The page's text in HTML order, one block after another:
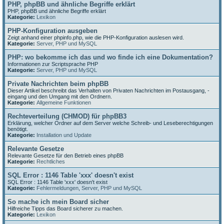
PHP, phpBB und ähnliche Begriffe erklärt
PHP, phpBB und ähnliche Begriffe erklärt
Kategorie: Lexikon
PHP-Konfiguration ausgeben
Zeigt anhand einer phpinfo.php, wie die PHP-Konfiguration auslesen wird.
Kategorie: Server, PHP und MySQL
PHP: wo bekomme ich das und wo finde ich eine Dokumentation?
Informationen zur Scriptsprache PHP
Kategorie: Server, PHP und MySQL
Private Nachrichten beim phpBB
Dieser Artikel beschreibt das Verhalten von Privaten Nachrichten im Postausgang, -
eingang und den Umgang mit den Ordnern.
Kategorie: Allgemeine Funktionen
Rechteverteilung (CHMOD) für phpBB3
Erklärung, welcher Ordner auf dem Server welche Schreib- und Leseberechtigungen
benötigt.
Kategorie: Installation und Update
Relevante Gesetze
Relevante Gesetze für den Betrieb eines phpBB
Kategorie: Rechtliches
SQL Error : 1146 Table 'xxx' doesn't exist
SQL Error : 1146 Table 'xxx' doesn't exist
Kategorie: Fehlermeldungen Server, PHP und MySQL
So mache ich mein Board sicher
Hilfreiche Tipps das Board sicherer zu machen.
Kategorie: Lexikon